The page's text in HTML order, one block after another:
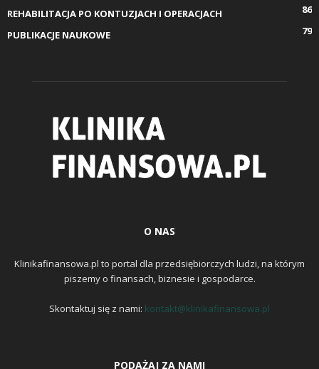
REHABILITACJA PO KONTUZJACH I OPERACJACH
86
PUBLIKACJE NAUKOWE
79
O NAS
Klinikafinansowa.pl to portal dla przedsiębiorczych ludzi, na którym
piszemy o finansach, biznesie i gospodarce.
Skontaktuj się z nami: kontakt@klinikafinansowa.pl
PODĄŻAJ ZA NAMI